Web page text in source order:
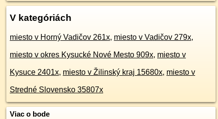
V kategóriách
miesto v Horný Vadičov 261x, miesto v Vadičov 279x,
miesto v okres Kysucké Nové Mesto 909x, miesto v
Kysuce 2401x, miesto v Žilinský kraj 15680x, miesto v
Stredné Slovensko 35807x
Viac o bode